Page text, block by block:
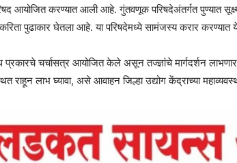
आयोजित करण्यात आली आहे. गुंतवणूक परिषदेअंतर्गत पुण्यात
पुढाकार घेतला आहे. या परिषदेमध्ये सामंजस्य करार करण्यात
प्रकारचे चर्चासत्र आयोजित केले असून तज्ज्ञांचे मार्गदर्शन
राहून लाभ घ्यावा, असे आवाहन जिल्हा उद्योग केंद्राच्या